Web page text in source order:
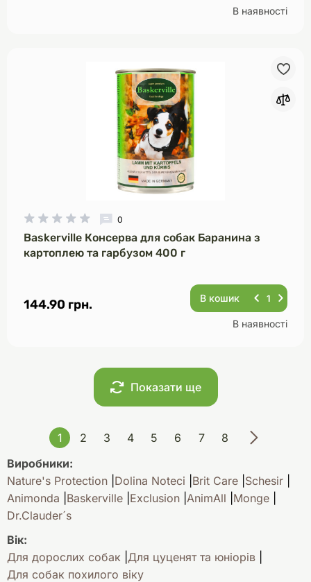
В наявності
0
Baskerville Консерва для собак Баранина з
картоплею та гарбузом 400 г
144.90 грн. В кошик
В наявності
Показати ще
1 2 3 4 5 6 7
8
Виробники:
Nature's Protection Dolina Noteci Brit Care Schesir
Animonda Baskerville Exclusion AnimAll Monge
Dr.Clauder´s
Вік:
Для дорослих собак Для цуценят та юніорів
Для собак похилого віку